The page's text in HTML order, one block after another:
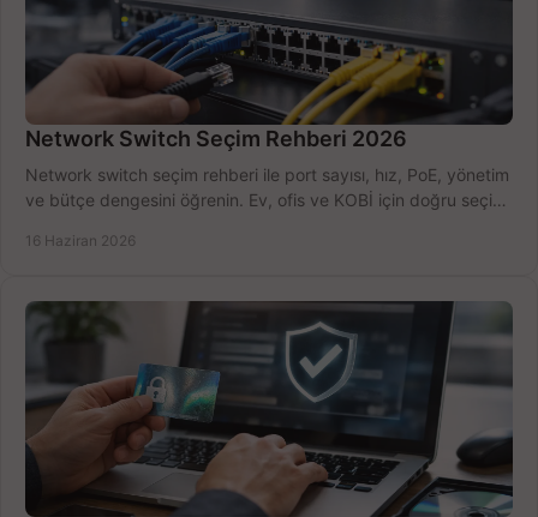
Network Switch Seçim Rehberi 2026
Network switch seçim rehberi ile port sayısı, hız, PoE, yönetim
ve bütçe dengesini öğrenin. Ev, ofis ve KOBİ için doğru seçimi
16 Haziran 2026